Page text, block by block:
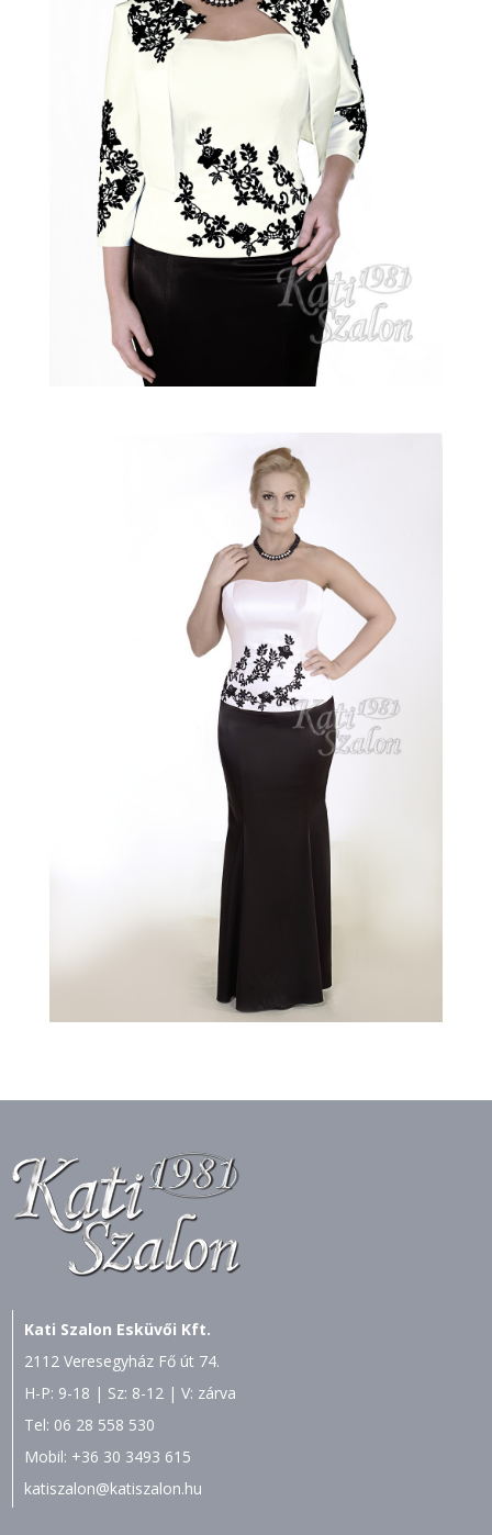
Kati Szalon Esküvői Kft.
2112 Veresegyház Fő út 74.
H-P: 9-18 | Sz: 8-12 | V: zárva
Tel: 06 28 558 530
Mobil: +36 30 3493 615
katiszalon@katiszalon.hu